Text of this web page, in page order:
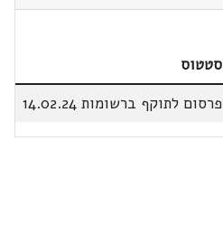
סטטוס
פרסום לתוקף ברשומות 14.02.24